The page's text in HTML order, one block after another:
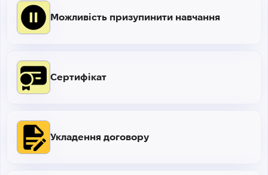
Сертифікат
Укладення договору
Можливість призупинити навчання